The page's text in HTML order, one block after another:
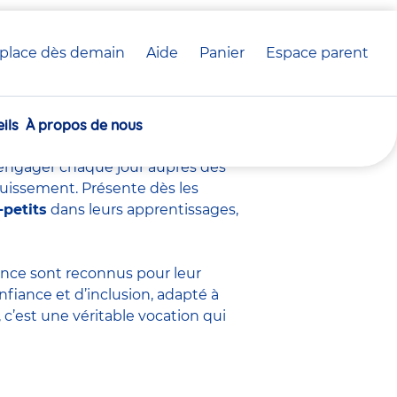
dès demain Aide Panier crèche(s)
Espace parent
À propos de nous
chaque jour auprès des
Présente dès les
dans leurs apprentissages,
sont reconnus pour leur
et d’inclusion, adapté à
une véritable vocation qui